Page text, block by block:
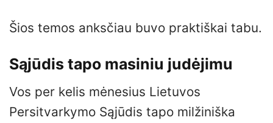
Šios temos anksčiau buvo praktiškai tabu.
Sąjūdis tapo masiniu judėjimu
Vos per kelis mėnesius Lietuvos
Persitvarkymo Sąjūdis tapo milžiniška